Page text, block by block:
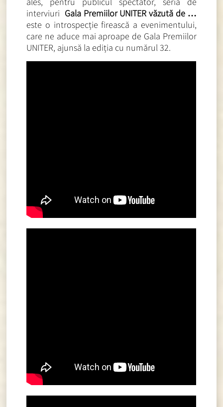
interviuri Gala Premiilor UNITER văzută de …
este o introspecție firească a evenimentului,
care ne aduce mai aproape de Gala Premiilor
UNITER, ajunsă la ediția cu numărul 32.